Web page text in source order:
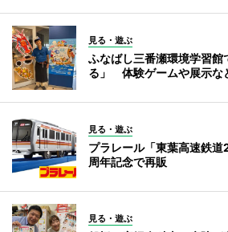
見る・遊ぶ
ふなばし三番瀬環境学習館
る」 体験ゲームや展示な
見る・遊ぶ
プラレール「東葉高速鉄
周年記念で再販
見る・遊ぶ